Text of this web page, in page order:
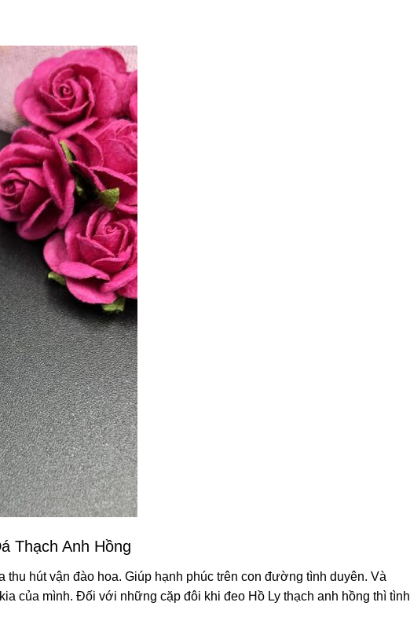
Thạch Anh Hồng
hút vận đào hoa. Giúp hạnh phúc trên con đường tình duyên. Và
của mình. Đối với những cặp đôi khi đeo Hồ Ly thạch anh hồng thì tình